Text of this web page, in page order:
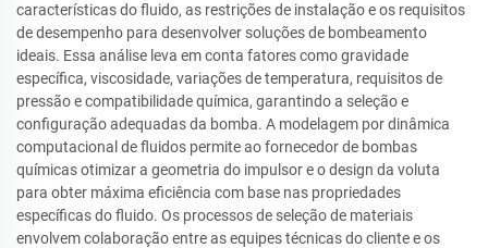
características do fluido, as restrições de instalação e os requisitos
de desempenho para desenvolver soluções de bombeamento
ideais. Essa análise leva em conta fatores como gravidade
específica, viscosidade, variações de temperatura, requisitos de
pressão e compatibilidade química, garantindo a seleção e
configuração adequadas da bomba. A modelagem por dinâmica
computacional de fluidos permite ao fornecedor de bombas
químicas otimizar a geometria do impulsor e o design da voluta
para obter máxima eficiência com base nas propriedades
específicas do fluido. Os processos de seleção de materiais
envolvem colaboração entre as equipes técnicas do cliente e os